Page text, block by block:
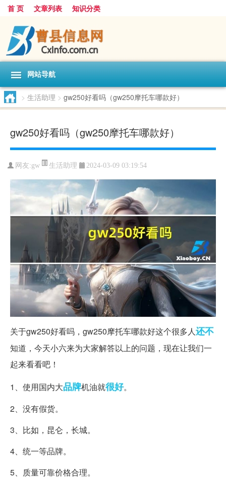
首 页 文章列表 知识分类
网站导航
> 生活助理 > gw250好看吗（gw250摩托车哪款好）
gw250好看吗（gw250摩托车哪款好）
网友:gw 生活助理 2024-03-09 03:19:54
关于gw250好看吗，gw250摩托车哪款好这个很多人还不
知道，今天小六来为大家解答以上的问题，现在让我们一
起来看看吧！
1、使用国内大品牌机油就很好。
2、没有假货。
3、比如，昆仑，长城。
4、统一等品牌。
5、质量可靠价格合理。